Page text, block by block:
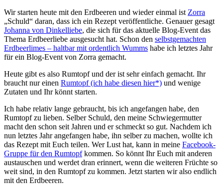
Wir starten heute mit den Erdbeeren und wieder einmal ist Zorra
„Schuld“ daran, dass ich ein Rezept veröffentliche. Genauer gesagt
Johanna von Dinkelliebe, die sich für das aktuelle Blog-Event das
Thema Erdbeerliebe ausgesucht hat. Schon den selbstgemachten
Erdbeerlimes – haltbar mit ordentlich Wumms habe ich letztes Jahr
für ein Blog-Event von Zorra gemacht.
Heute gibt es also Rumtopf und der ist sehr einfach gemacht. Ihr
braucht nur einen Rumtopf (ich habe diesen hier*) und wenige
Zutaten und Ihr könnt starten.
Ich habe relativ lange gebraucht, bis ich angefangen habe, den
Rumtopf zu lieben. Selber Schuld, den meine Schwiegermutter
macht den schon seit Jahren und er schmeckt so gut. Nachdem ich
nun letztes Jahr angefangen habe, ihn selber zu machen, wollte ich
das Rezept mit Euch teilen. Wer Lust hat, kann in meine Facebook-
Gruppe für den Rumtopfkommen. So könnt Ihr Euch mit anderen
austauschen und werdet dran erinnert, wenn die weiteren Früchte so
weit sind, in den Rumtopf zu kommen. Jetzt starten wir also endlich
mit den Erdbeeren.